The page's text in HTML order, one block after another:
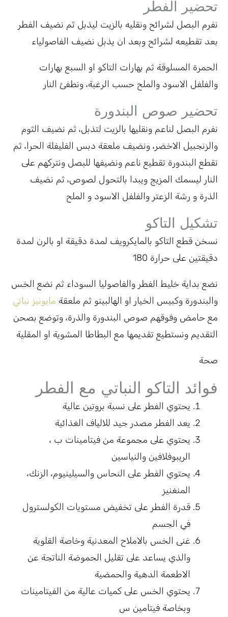
تحضير الفطر
نفرم البصل لشرائح ونقليه بالزيت ليذبل ثم نضيف الفطر
بعد تقطيعه لشرائح وبعد ان يذبل نضيف الفاصولياء
الحمرة المسلوقة ثم بهارات التاكو او السبع بهارات
والفلفل الاسود والملح حسب الرغبة، ونطفئ النار
تحضير صوص البندورة
نفرم البصل لناعم ونقليها بالزيت لتذبل، ثم نضيف الثوم
والزنجبيل الاخضر، ونضيف ملعقة دبس الفليفلة الحرا، ثم
نقطع البندورة تقطيع ناعم ونضيفها للبصل ونتركهم على
النار ليسمك المزيج ويبدا بالتحول لصوص، ثم نضيف
الذرة و رشة الزعتر والفلفل الاسود و الملح
تشكيل التاكو
نسخن قطع التاكو بالمايكرويف لمدة دقيقة او بالرن لمدة
دقيقتين على حرارة 180
نضع بداية خليط الفطر والفاصوليا السوداء ثم نضع الخس
والبندورة وكبيس الخيار او الهالبينو ثم ملعقة مايونيز نباتي
مع حامض وفوقهم صوص البندورة والذرة، وتوضع بصحن
التقديم ونستطيع تقديمها مع البطاطا المشوية او المقلية
صحة
فوائد التاكو النباتي مع الفطر
يحتوي الفطر على نسبة بروتين عالية
يعد الفطر مصدر جيد للالياف الغذائية
يحتوي على مجموعة من فيتامينات ب ،
الريبوفلافين والنياسين
يحتوي الفطر على النحاس والسيلينيوم، الزنك،
المنغنيز
قدرة الفطر على تخفيض مستويات الكولسترول
في الجسم
غنى الخس بالاملاح المعدنية وخاصة القلوية
والذي يساعد على تقليل الحموضة الناتجة عن
الاطعمة الدهية والحمضية
يحتوي الخس على كميات عالية من الفيتامينات
وبخاصة فيتامين س